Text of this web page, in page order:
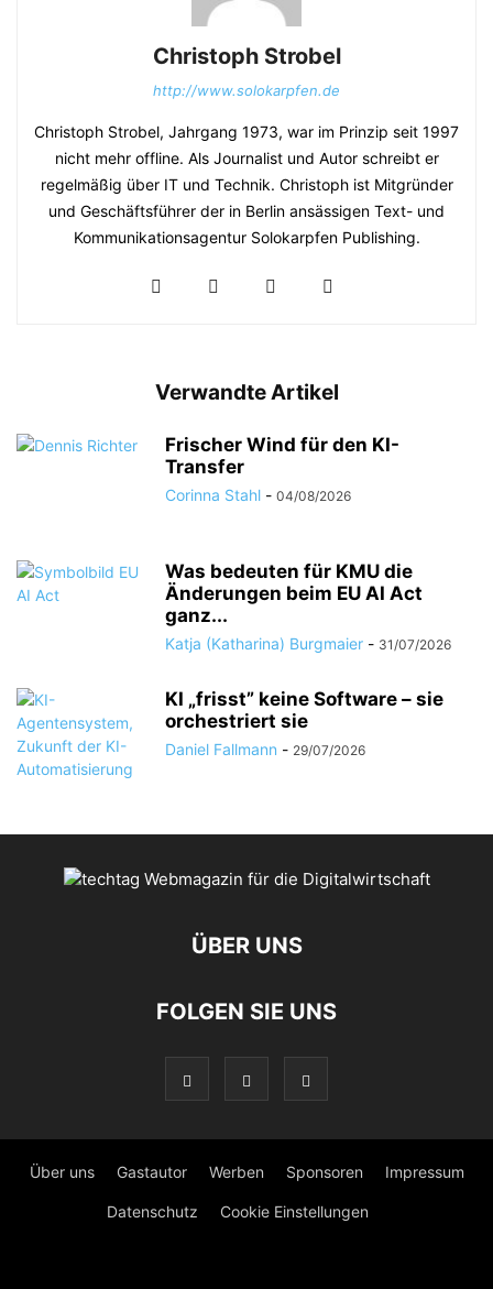
Christoph Strobel
http://www.solokarpfen.de
Christoph Strobel, Jahrgang 1973, war im Prinzip seit 1997
nicht mehr offline. Als Journalist und Autor schreibt er
regelmäßig über IT und Technik. Christoph ist Mitgründer
und Geschäftsführer der in Berlin ansässigen Text- und
Kommunikationsagentur Solokarpfen Publishing.
Verwandte Artikel
Frischer Wind für den KI-
Transfer
Corinna Stahl - 04/08/2026
Was bedeuten für KMU die
Änderungen beim EU AI Act
ganz...
Katja (Katharina) Burgmaier - 31/07/2026
KI „frisst” keine Software – sie
orchestriert sie
Daniel Fallmann - 29/07/2026
ÜBER UNS
FOLGEN SIE UNS
Über uns Gastautor Werben Sponsoren Impressum
Datenschutz Cookie Einstellungen